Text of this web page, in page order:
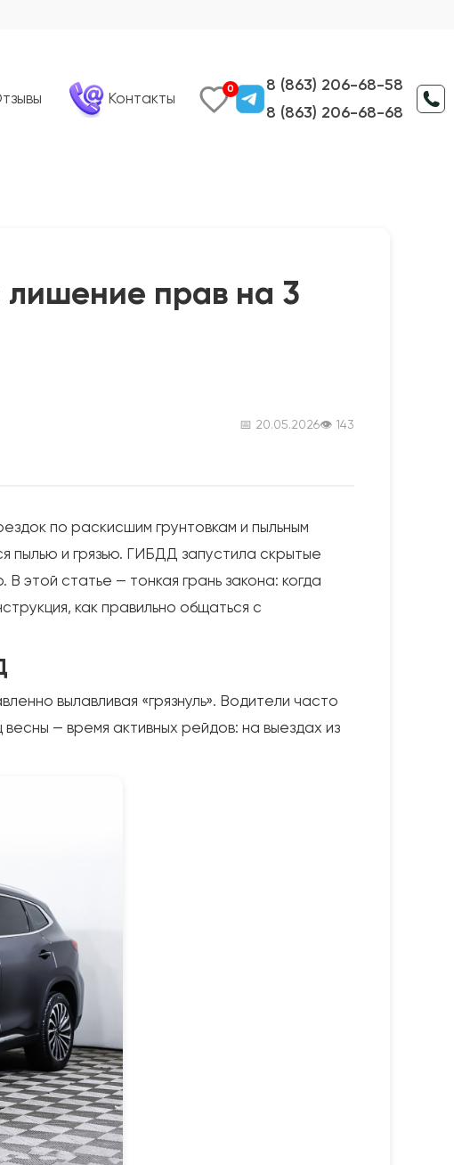
Контакты
0
8 (863) 206-68-58
8 (863) 206-68-68
прав на 3
📅 20.05.2026👁 143
по раскисшим грунтовкам и пыльным
пылью и грязью. ГИБДД запустила скрытые
этой статье — тонкая грань закона: когда
как правильно общаться с
вылавливая «грязнуль». Водители часто
— время активных рейдов: на выездах из